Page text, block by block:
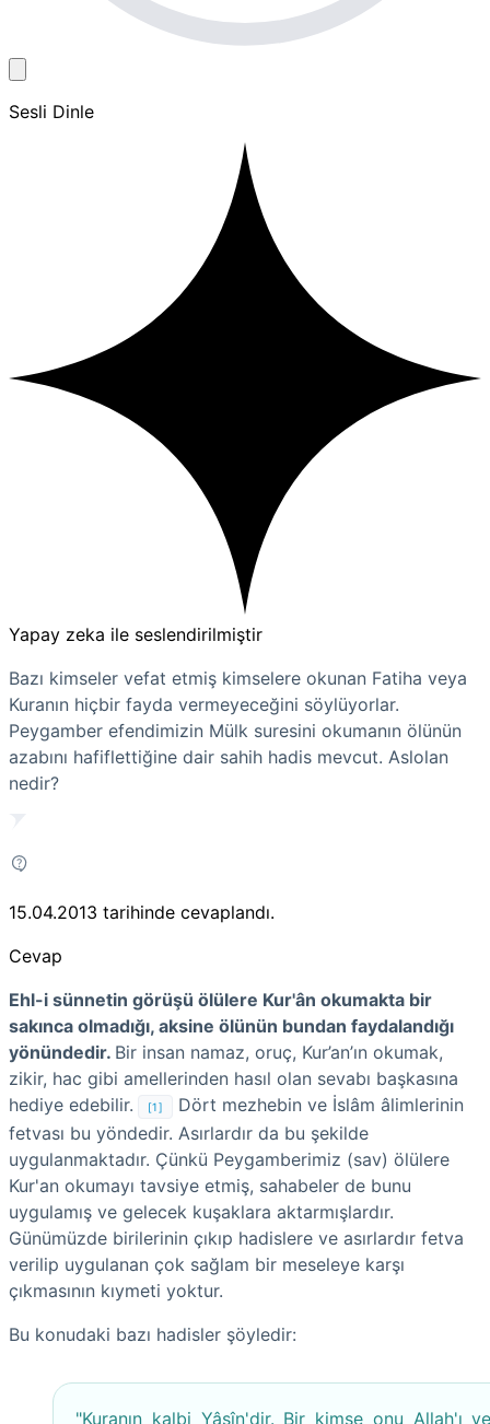
Sesli Dinle
Yapay zeka ile seslendirilmiştir
Bazı kimseler vefat etmiş kimselere okunan Fatiha veya
Kuranın hiçbir fayda vermeyeceğini söylüyorlar.
Peygamber efendimizin Mülk suresini okumanın ölünün
azabını hafiflettiğine dair sahih hadis mevcut. Aslolan
nedir?
15.04.2013 tarihinde cevaplandı.
Cevap
Ehl-i sünnetin görüşü ölülere Kur'ân okumakta bir
sakınca olmadığı, aksine ölünün bundan faydalandığı
yönündedir. Bir insan namaz, oruç, Kur’an’ın okumak,
zikir, hac gibi amellerinden hasıl olan sevabı başkasına
hediye edebilir.
[1]
Dört mezhebin ve İslâm âlimlerinin
fetvası bu yöndedir. Asırlardır da bu şekilde
uygulanmaktadır. Çünkü Peygamberimiz (sav) ölülere
Kur'an okumayı tavsiye etmiş, sahabeler de bunu
uygulamış ve gelecek kuşaklara aktarmışlardır.
Günümüzde birilerinin çıkıp hadislere ve asırlardır fetva
verilip uygulanan çok sağlam bir meseleye karşı
çıkmasının kıymeti yoktur.
Bu konudaki bazı hadisler şöyledir:
"Kuranın kalbi Yâsîn'dir. Bir kimse onu Allah'ı